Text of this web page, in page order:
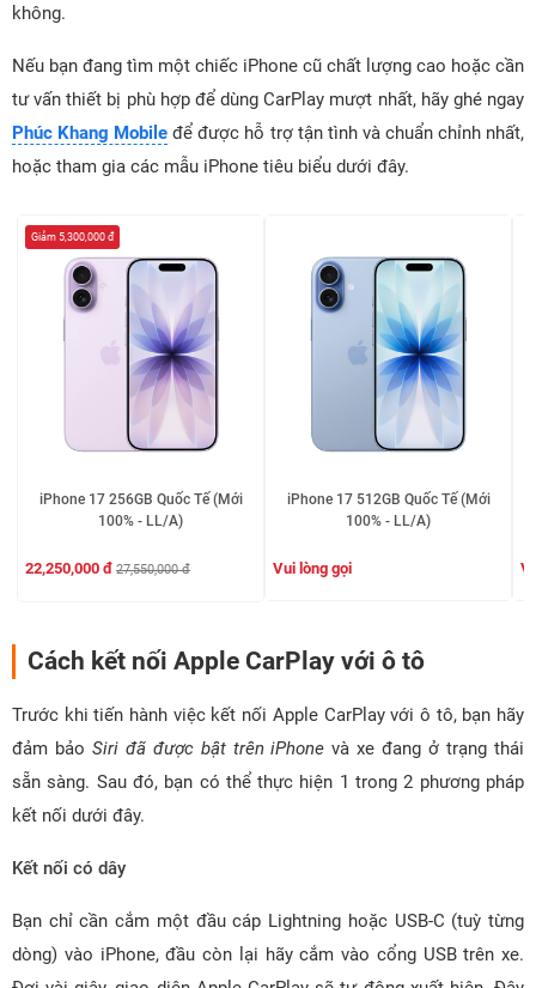
không.
Nếu bạn đang tìm một chiếc iPhone cũ chất lượng cao hoặc cần
tư vấn thiết bị phù hợp để dùng CarPlay mượt nhất, hãy ghé ngay
Phúc Khang Mobile để được hỗ trợ tận tình và chuẩn chỉnh nhất,
hoặc tham gia các mẫu iPhone tiêu biểu dưới đây.
iPhone 17 256GB Quốc Tế (Mới
100% - LL/A)
22,250,000 đ 27,550,000 đ
Giảm 5,300,000 đ
iPhone 17 512GB Quốc Tế (Mới
100% - LL/A)
Vui lòng gọi
Cách kết nối Apple CarPlay với ô tô
Trước khi tiến hành việc kết nối Apple CarPlay với ô tô, bạn hãy
đảm bảo Siri đã được bật trên iPhone và xe đang ở trạng thái
sẵn sàng. Sau đó, bạn có thể thực hiện 1 trong 2 phương pháp
kết nối dưới đây.
Kết nối có dây
Bạn chỉ cần cắm một đầu cáp Lightning hoặc USB-C (tuỳ từng
dòng) vào iPhone, đầu còn lại hãy cắm vào cổng USB trên xe.